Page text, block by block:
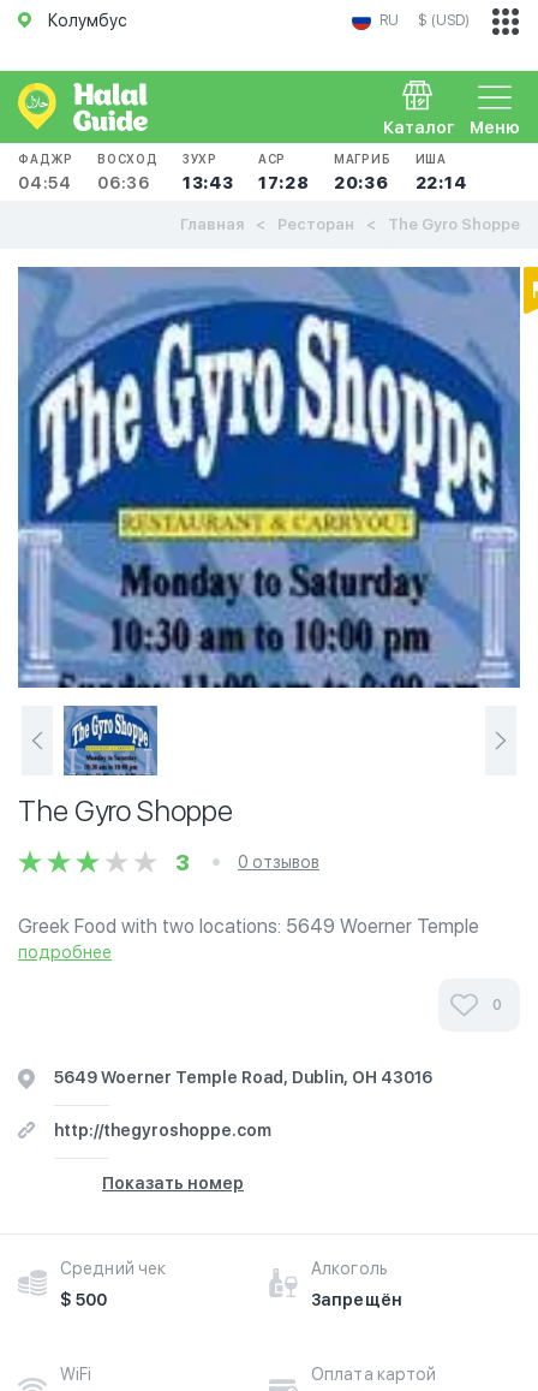
Колумбус RU $ (USD)
Меню
Каталог
ФАДЖР
04:54
ВОСХОД
06:36
ЗУХР
13:43
АСР
17:28
МАГРИБ
20:36
ИША
22:14
Главная Ресторан The Gyro Shoppe
The Gyro Shoppe
3 0 отзывов
Greek Food with two locations: 5649 Woerner Temple
Road, Dublin and 2061 West Henderson Road, Upper
подробнее
0
5649 Woerner Temple Road, Dublin, OH 43016
http://thegyroshoppe.com
Показать номер
Средний чек
$ 500
Алкоголь
Запрещён
WiFi
Оплата картой